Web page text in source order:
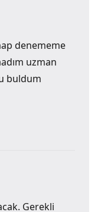
denememe
uzman
buldum
Gerekli